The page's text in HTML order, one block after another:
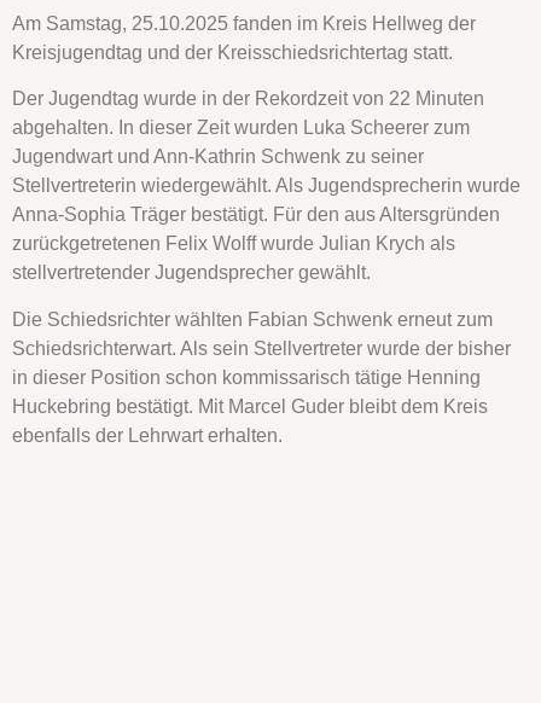
Am Samstag, 25.10.2025 fanden im Kreis Hellweg der
Kreisjugendtag und der Kreisschiedsrichtertag statt.
Der Jugendtag wurde in der Rekordzeit von 22 Minuten
abgehalten. In dieser Zeit wurden Luka Scheerer zum
Jugendwart und Ann-Kathrin Schwenk zu seiner
Stellvertreterin wiedergewählt. Als Jugendsprecherin wurde
Anna-Sophia Träger bestätigt. Für den aus Altersgründen
zurückgetretenen Felix Wolff wurde Julian Krych als
stellvertretender Jugendsprecher gewählt.
Die Schiedsrichter wählten Fabian Schwenk erneut zum
Schiedsrichterwart. Als sein Stellvertreter wurde der bisher
in dieser Position schon kommissarisch tätige Henning
Huckebring bestätigt. Mit Marcel Guder bleibt dem Kreis
ebenfalls der Lehrwart erhalten.